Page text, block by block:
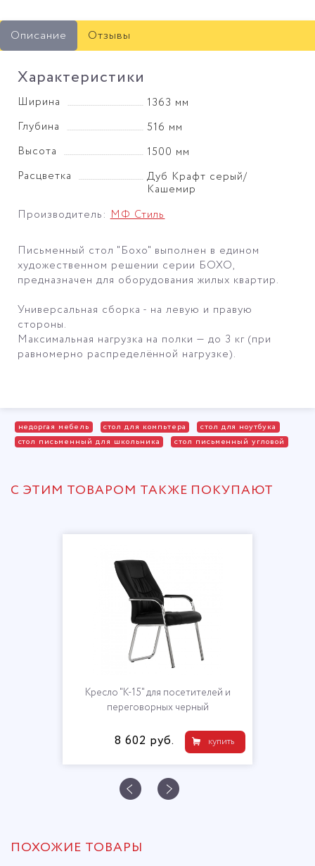
Описание Отзывы
Характеристики
Ширина
1363 мм
Глубина
516 мм
Высота
1500 мм
Расцветка
Дуб Крафт серый/
Кашемир
Производитель:МФ Стиль
Письменный стол "Бохо" выполнен в едином
художественном решении серии БОХО,
предназначен для оборудования жилых квартир.
Универсальная сборка - на левую и правую
стороны.
Максимальная нагрузка на полки — до 3 кг (при
равномерно распределённой нагрузке).
недоргая мебель стол для компьтера
стол для ноутбука
стол письменный для школьника
стол письменный угловой
С ЭТИМ ТОВАРОМ ТАКЖЕ ПОКУПАЮТ
Кресло "K-15" для посетителей и
переговорных черный
купить
8 602 руб.
ПОХОЖИЕ ТОВАРЫ